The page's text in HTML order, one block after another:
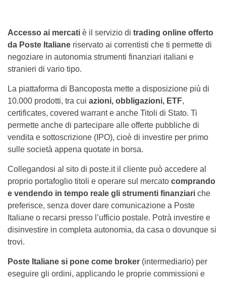
Accesso ai mercati è il servizio di trading online offerto
da Poste Italiane riservato ai correntisti che ti permette di
negoziare in autonomia strumenti finanziari italiani e
stranieri di vario tipo.
La piattaforma di Bancoposta mette a disposizione più di
10.000 prodotti, tra cui azioni, obbligazioni, ETF,
certificates, covered warrant e anche Titoli di Stato. Ti
permette anche di partecipare alle offerte pubbliche di
vendita e sottoscrizione (IPO), cioè di investire per primo
sulle società appena quotate in borsa.
Collegandosi al sito di poste.it il cliente può accedere al
proprio portafoglio titoli e operare sul mercato comprando
e vendendo in tempo reale gli strumenti finanziari che
preferisce, senza dover dare comunicazione a Poste
Italiane o recarsi presso l’ufficio postale. Potrà investire e
disinvestire in completa autonomia, da casa o dovunque si
trovi.
Poste Italiane si pone come broker (intermediario) per
eseguire gli ordini, applicando le proprie commissioni e